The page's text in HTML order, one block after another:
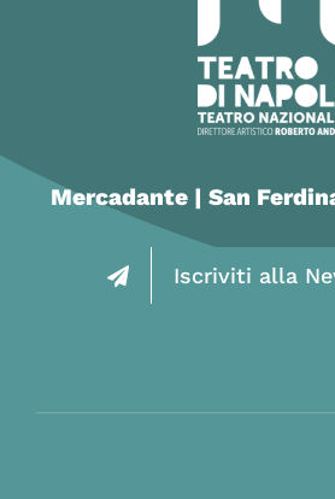
Mercadante | San
Iscriviti alla